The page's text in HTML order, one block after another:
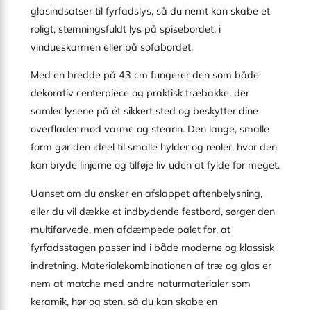
glasindsatser til fyrfadslys, så du nemt kan skabe et
roligt, stemningsfuldt lys på spisebordet, i
vindueskarmen eller på sofabordet.
Med en bredde på 43 cm fungerer den som både
dekorativ centerpiece og praktisk træbakke, der
samler lysene på ét sikkert sted og beskytter dine
overflader mod varme og stearin. Den lange, smalle
form gør den ideel til smalle hylder og reoler, hvor den
kan bryde linjerne og tilføje liv uden at fylde for meget.
Uanset om du ønsker en afslappet aftenbelysning,
eller du vil dække et indbydende festbord, sørger den
multifarvede, men afdæmpede palet for, at
fyrfadsstagen passer ind i både moderne og klassisk
indretning. Materialekombinationen af træ og glas er
nem at matche med andre naturmaterialer som
keramik, hør og sten, så du kan skabe en